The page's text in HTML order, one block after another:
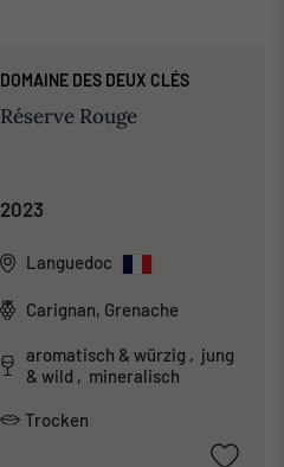
DOMAINE DES DEUX CLÉS
Réserve Rouge
2023
Languedoc
Carignan, Grenache
aromatisch & würzig , jung
& wild , mineralisch
Trocken